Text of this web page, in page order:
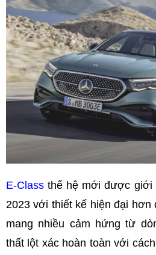
E-Classthế hệ mới được giới
2023 với thiết kế hiện đại hơn
mang nhiều cảm hứng từ
thất lột xác hoàn toàn với